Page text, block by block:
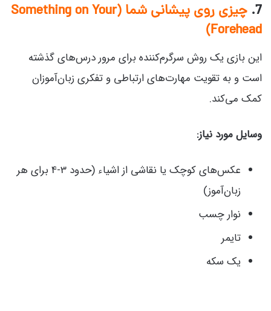
7.
چیزی روی پیشانی شما (Something on Your
Forehead)
این بازی یک روش سرگرم‌کننده برای مرور درس‌های گذشته
است و به تقویت مهارت‌های ارتباطی و تفکری زبان‌آموزان
کمک می‌کند.
وسایل مورد نیاز:
عکس‌های کوچک یا نقاشی از اشیاء (حدود 3-4 برای هر
زبان‌آموز)
نوار چسب
تایمر
یک سکه